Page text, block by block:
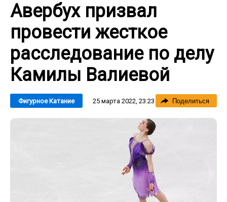
Авербух призвал
провести жесткое
расследование по делу
Камилы Валиевой
Фигурное Катание 25 марта 2022, 23:23 Поделиться